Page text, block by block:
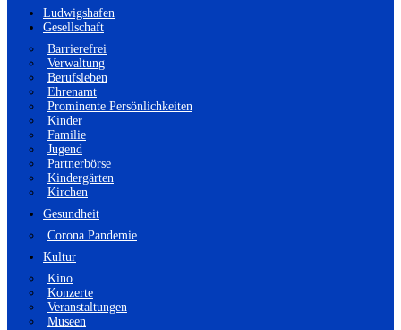
Ludwigshafen
Gesellschaft
Barrierefrei
Verwaltung
Berufsleben
Ehrenamt
Prominente Persönlichkeiten
Kinder
Familie
Jugend
Partnerbörse
Kindergärten
Kirchen
Gesundheit
Corona Pandemie
Kultur
Kino
Konzerte
Veranstaltungen
Museen